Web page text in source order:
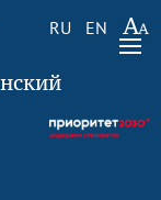
RU EN